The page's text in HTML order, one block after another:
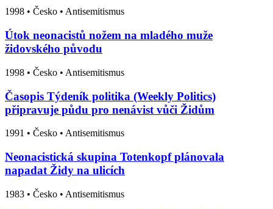
1998 • Česko • Antisemitismus
Útok neonacistů nožem na mladého muže
židovského původu
1998 • Česko • Antisemitismus
Časopis Týdeník politika (Weekly Politics)
připravuje půdu pro nenávist vůči Židům
1991 • Česko • Antisemitismus
Neonacistická skupina Totenkopf plánovala
napadat Židy na ulicích
1983 • Česko • Antisemitismus